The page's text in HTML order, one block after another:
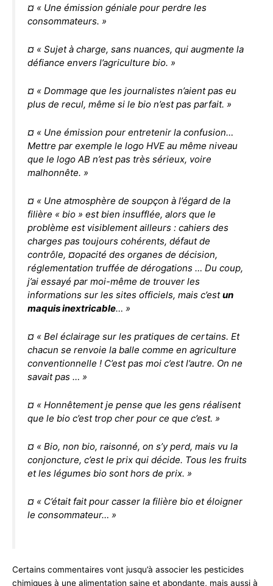
¤ « Une émission géniale pour perdre les
consommateurs. »
¤ « Sujet à charge, sans nuances, qui augmente la
défiance envers l’agriculture bio. »
¤ « Dommage que les journalistes n’aient pas eu
plus de recul, même si le bio n’est pas parfait. »
¤ « Une émission pour entretenir la confusion…
Mettre par exemple le logo HVE au même niveau
que le logo AB n’est pas très sérieux, voire
malhonnête. »
¤ « Une atmosphère de soupçon à l’égard de la
filière « bio » est bien insufflée, alors que le
problème est visiblement ailleurs : cahiers des
charges pas toujours cohérents, défaut de
contrôle, ¤opacité des organes de décision,
réglementation truffée de dérogations … Du coup,
j’ai essayé par moi-même de trouver les
informations sur les sites officiels, mais c’estun
maquis inextricable… »
¤ « Bel éclairage sur les pratiques de certains. Et
chacun se renvoie la balle comme en agriculture
conventionnelle ! C’est pas moi c’est l’autre. On ne
savait pas … »
¤ « Honnêtement je pense que les gens réalisent
que le bio c’est trop cher pour ce que c’est. »
¤ « Bio, non bio, raisonné, on s’y perd, mais vu la
conjoncture, c’est le prix qui décide. Tous les fruits
et les légumes bio sont hors de prix. »
¤ « C’était fait pour casser la filière bio et éloigner
le consommateur… »
Certains commentaires vont jusqu’à associer les pesticides
chimiques à une alimentation saine et abondante, mais aussi à